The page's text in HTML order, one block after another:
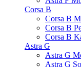
Corsa B
Corsa B
Corsa B
Corsa B
Astra G
Astra G
Astra G